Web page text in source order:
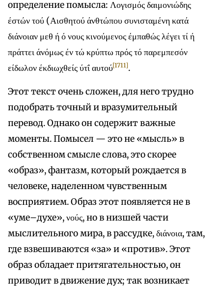
определение помысла: Λογισμός δαιμονιώδης
έστών τού (Αισθητού άνθτώπου συνισταμένη κατά
διάνοιαν μεθ ή ό νους κινούμενος έμπαθώς λέγει τί ή
πράττει άνόμως έν τώ κρύπτω πρός τό παρεμπεσόν
είδωλον έκδιωχθείς ύτΐ αυτού[1711].
Этот текст очень сложен, для него трудно
подобрать точный и вразумительный
перевод. Однако он содержит важные
моменты. Помысел — это не «мысль» в
собственном смысле слова, это скорее
«образ», фантазм, который рождается в
человеке, наделенном чувственным
восприятием. Образ этот появляется не в
«уме–духе», νούς, но в низшей части
мыслительного мира, в рассудке, διάνοια, там,
где взвешиваются «за» и «против». Этот
образ обладает притягательностью, он
приводит в движение дух; так возникает